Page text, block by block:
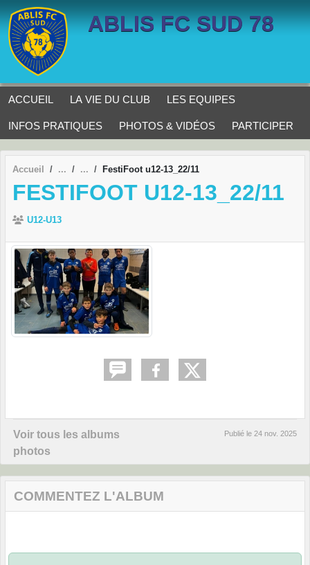
ABLIS FC SUD 78
ACCUEIL LA VIE DU CLUB LES EQUIPES
INFOS PRATIQUES PHOTOS & VIDÉOS PARTICIPER
Accueil FestiFoot u12-13_22/11
FESTIFOOT U12-13_22/11
U12-U13
Voir tous les albums
photos
Publié le 24 nov. 2025
COMMENTEZ L'ALBUM
Panneau de gestion des cookies